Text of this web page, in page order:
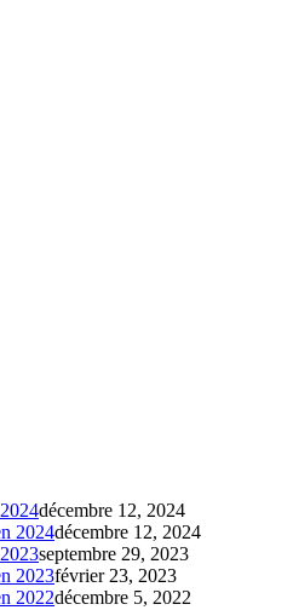
décembre 12, 2024
2024décembre 12, 2024
septembre 29, 2023
2023février 23, 2023
2022décembre 5, 2022